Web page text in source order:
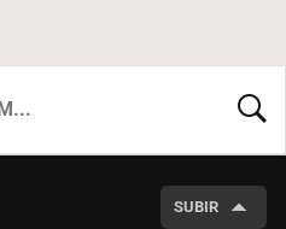
SUBIR